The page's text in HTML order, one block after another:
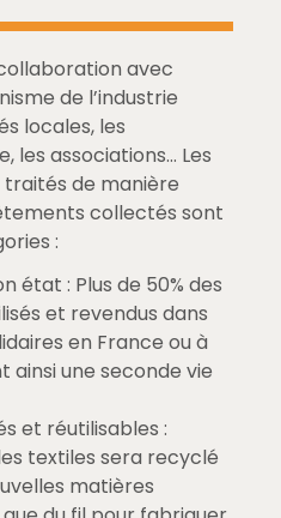
avec
de l’industrie
locales, les
les associations… Les
de manière
collectés sont
:
état : Plus de 50% des
et revendus dans
en France ou à
ainsi une seconde vie
et réutilisables :
textiles sera recyclé
matières